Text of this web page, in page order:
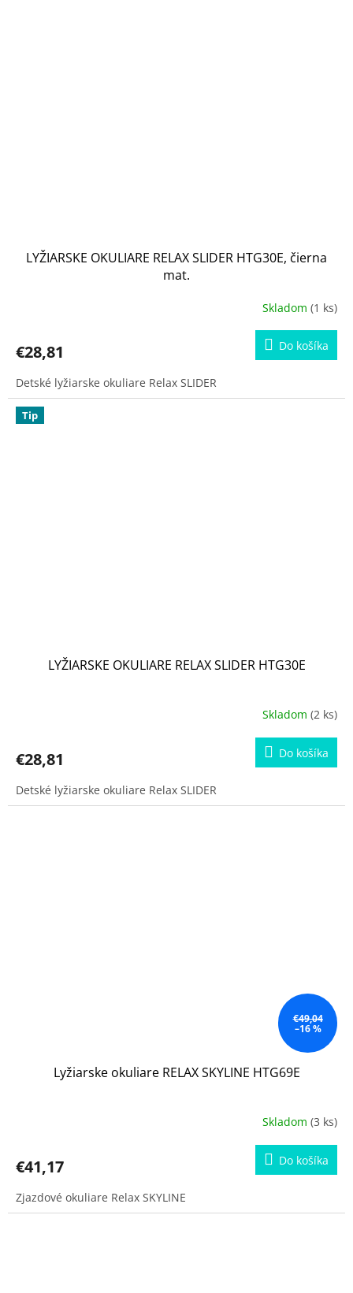
LYŽIARSKE OKULIARE RELAX SLIDER HTG30E, čierna
mat.
Skladom (1 ks)
€28,81 Do košíka
Detské lyžiarske okuliare Relax SLIDER
Tip
LYŽIARSKE OKULIARE RELAX SLIDER HTG30E
Skladom (2 ks)
€28,81 Do košíka
Detské lyžiarske okuliare Relax SLIDER
€49,04
–16 %
Lyžiarske okuliare RELAX SKYLINE HTG69E
Skladom (3 ks)
€41,17 Do košíka
Zjazdové okuliare Relax SKYLINE